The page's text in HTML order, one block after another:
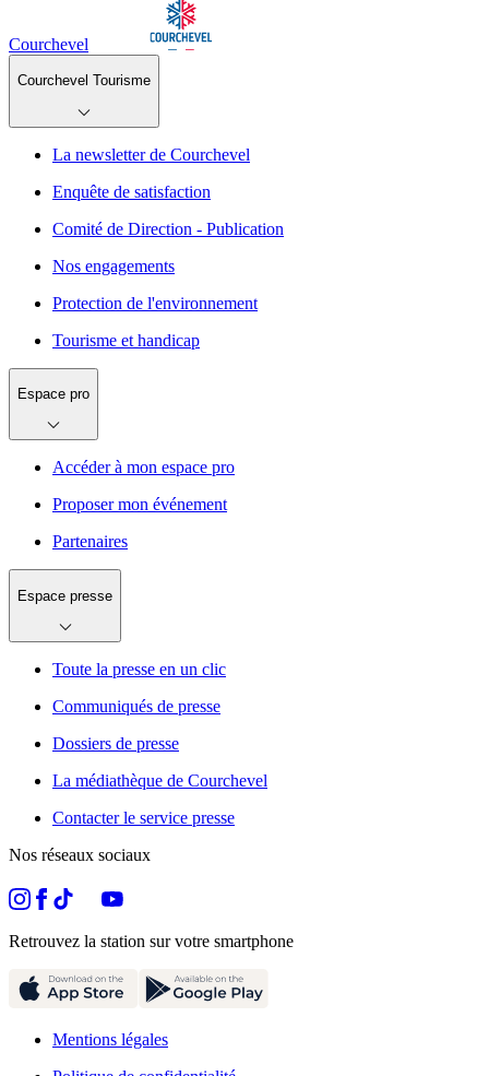
Courchevel
Courchevel Tourisme
La newsletter de Courchevel
Enquête de satisfaction
Comité de Direction - Publication
Nos engagements
Protection de l'environnement
Tourisme et handicap
Espace pro
Accéder à mon espace pro
Proposer mon événement
Partenaires
Espace presse
Toute la presse en un clic
Communiqués de presse
Dossiers de presse
La médiathèque de Courchevel
Contacter le service presse
Nos réseaux sociaux
Retrouvez la station sur votre smartphone
Mentions légales